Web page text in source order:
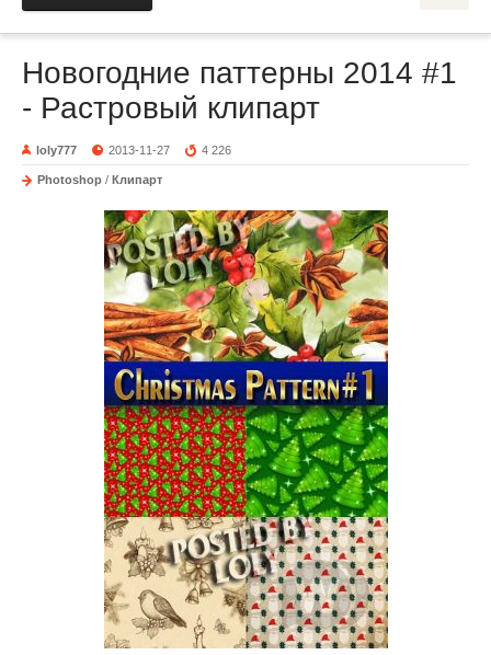
Новогодние паттерны 2014 #1
- Растровый клипарт
loly777 2013-11-27 4 226
Photoshop / Клипарт